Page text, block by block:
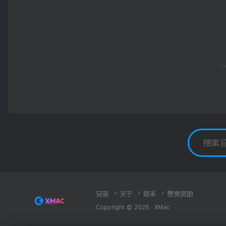
安装 关于 联系 赞赏资助
Copyright © 2026 · XMac